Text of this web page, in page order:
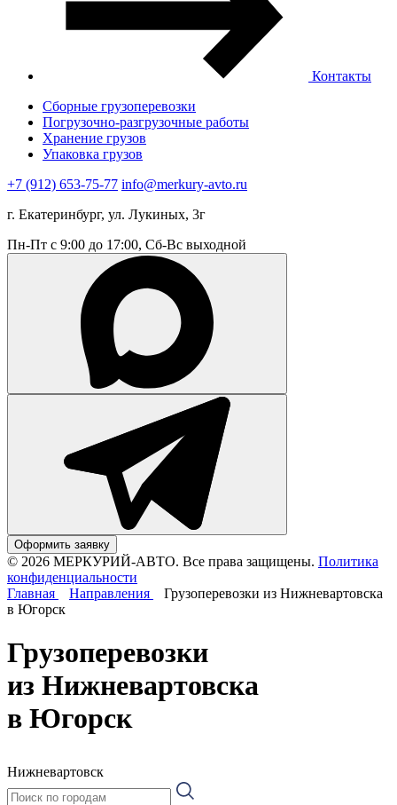
Контакты
Сборные грузоперевозки
Погрузочно-разгрузочные работы
Хранение грузов
Упаковка грузов
+7 (912) 653-75-77 info@merkury-avto.ru
г. Екатеринбург, ул. Лукиных, 3г
Пн-Пт с 9:00 до 17:00, Сб-Вс выходной
Оформить заявку
© 2026 МЕРКУРИЙ-АВТО. Все права защищены. Политика
конфиденциальности
Главная
Направления
Грузоперевозки из Нижневартовска
в Югорск
Грузоперевозки
из Нижневартовска
в Югорск
Нижневартовск